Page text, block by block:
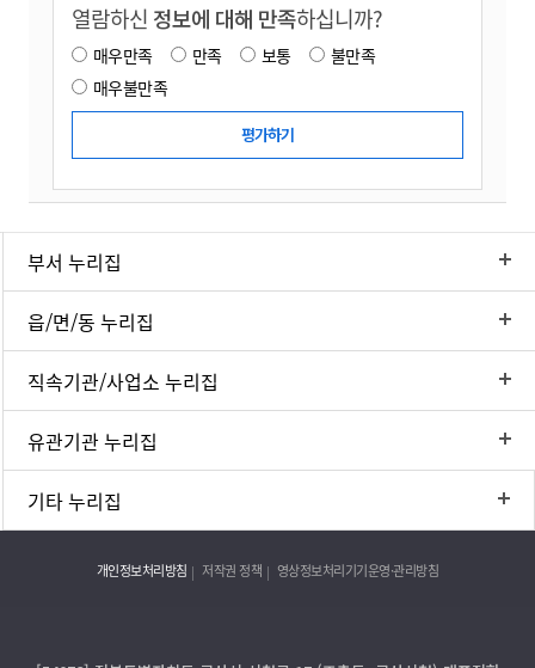
열람하신 정보에 대해 만족하십니까?
매우만족 만족 보통
불만족
매우불만족
부서 누리집
읍/면/동 누리집
직속기관/사업소 누리집
유관기관 누리집
기타 누리집
개인정보처리방침 저작권 정책 영상정보처리기기운영·관리방침